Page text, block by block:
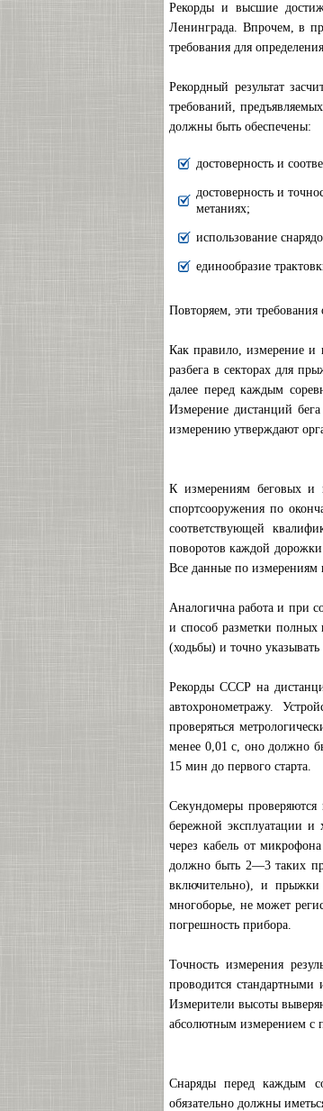
Рекорды и высшие
Ленинграда. Впрочем, в
требования для
Рекордный результат
требований,
должны быть обеспечены:
достоверность и
достоверность и
метаниях;
использование
единообразие
Повторяем, эти требования
Как правило, измерение и
разбега в секторах для
далее перед каждым
Измерение дистанций
измерению утверждают
К измерениям беговых и
спортсооружения по
соответствующей
поворотов каждой
Все данные по измерениям
Аналогична работа и при
и способ разметки полных
(ходьбы) и точно указывать
Рекорды СССР на
автохронометражу.
проверяться
менее 0,01 с, оно должно
15 мин до первого старта.
Секундомеры
бережной эксплуатации
через кабель от
должно быть 2—3 таких
включительно), и
многоборье, не может
погрешность прибора.
Точность измерения
проводится
Измерители высоты
абсолютным измерением с
Снаряды перед каждым
обязательно должны